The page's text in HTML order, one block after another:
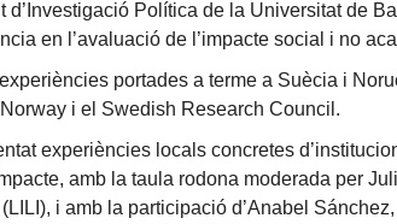
d’Investigació Política de la Universitat de
en l’avaluació de l’impacte social i no
portades a terme a Suècia i
i el Swedish Research Council.
experiències locals concretes
amb la taula rodona moderada per
i amb la participació d’Anabel